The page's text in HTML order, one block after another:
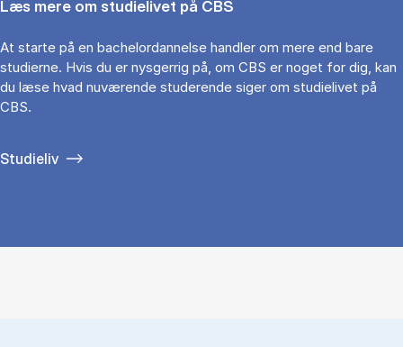
Læs mere om studielivet på CBS
At starte på en bachelordannelse handler om mere end bare
studierne. Hvis du er nysgerrig på, om CBS er noget for dig, kan
du læse hvad nuværende studerende siger om studielivet på
CBS.
Studieliv